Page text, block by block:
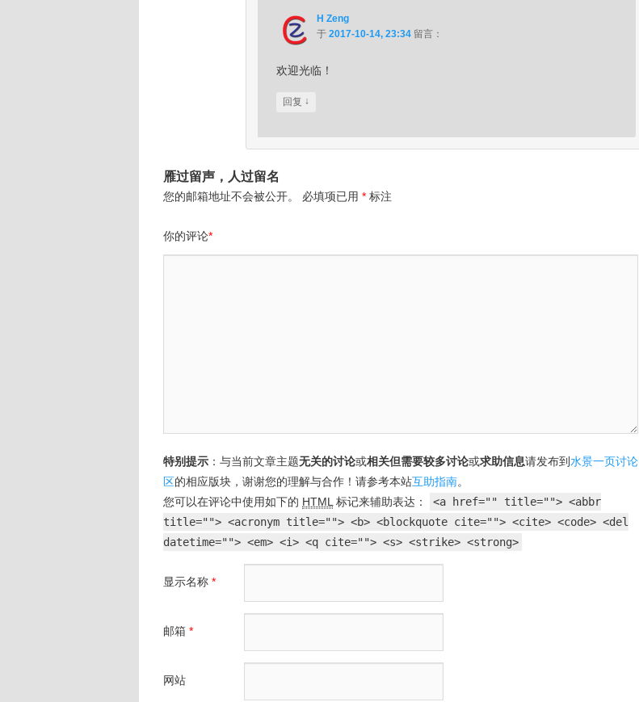
H Zeng
于 2017-10-14, 23:34 留言：
欢迎光临！
回复 ↓
雁过留声，人过留名
您的邮箱地址不会被公开。 必填项已用 * 标注
你的评论*
特别提示 ：与当前文章主题无关的讨论或相关但需要较多讨论或求助信息请发布到水景一页讨论
区的相应版块，谢谢您的理解与合作！请参考本站互助指南。
您可以在评论中使用如下的 HTML标记来辅助表达：
<a href="" title=""> <abbr
title=""> <acronym title=""> <b> <blockquote cite=""> <cite> <code> <del
datetime=""> <em> <i> <q cite=""> <s> <strike> <strong>
显示名称 *
邮箱 *
网站